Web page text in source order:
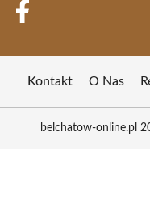
Kontakt O Nas
belchatow-online.pl